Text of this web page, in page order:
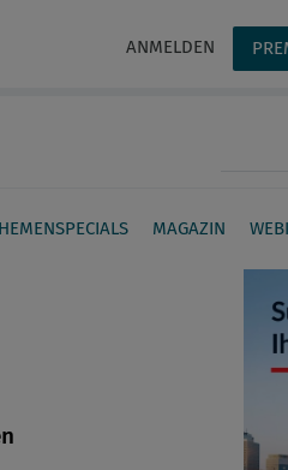
ANMELDEN
MAGAZIN